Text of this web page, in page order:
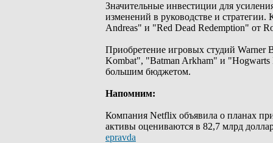
Значительные инвестиции для
изменений в руководстве и
Andreas" и "Red Dead Redemption" от
Приобретение игровых студий Warner
Kombat", "Batman Arkham" и
большим бюджетом.
Напомним:
Компания Netflix объявила о планах
активы оцениваются в 82,7 млрд
epravda